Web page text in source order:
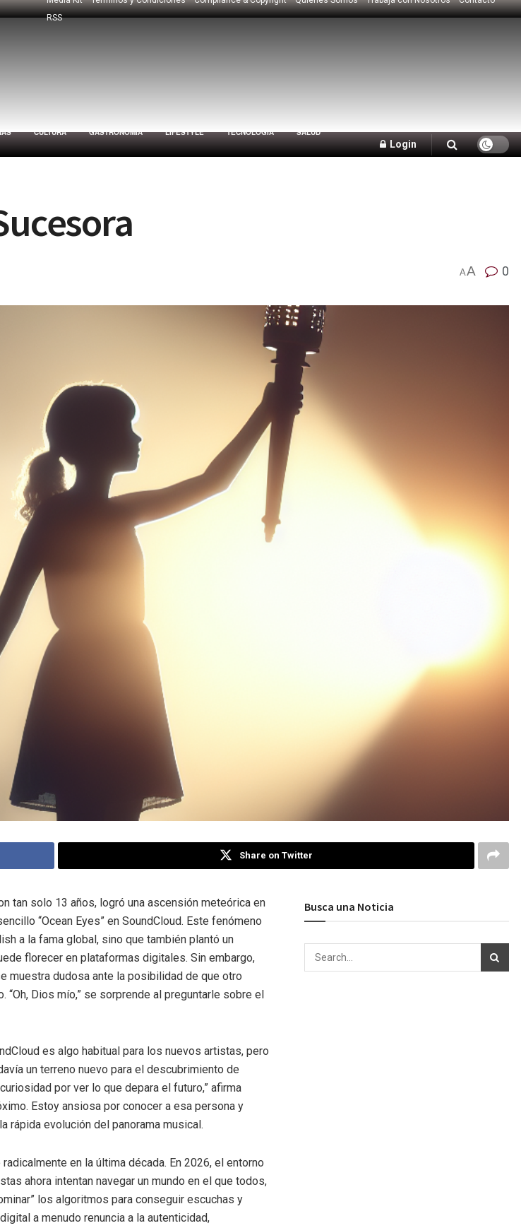
RSS
CULTURA GASTRONOMÍA LIFESTYLE TECNOLOGÍA SALUD
Login
AA 0
Share on Twitter
tan solo 13 años, logró una ascensión meteórica en
“Ocean Eyes” en SoundCloud. Este fenómeno
a la fama global, sino que también plantó un
florecer en plataformas digitales. Sin embargo,
muestra dudosa ante la posibilidad de que otro
Dios mío,” se sorprende al preguntarle sobre el
es algo habitual para los nuevos artistas, pero
un terreno nuevo para el descubrimiento de
por ver lo que depara el futuro,” afirma
Estoy ansiosa por conocer a esa persona y
rápida evolución del panorama musical.
en la última década. En 2026, el entorno
ahora intentan navegar un mundo en el que todos,
los algoritmos para conseguir escuchas y
a menudo renuncia a la autenticidad,
Busca una Noticia